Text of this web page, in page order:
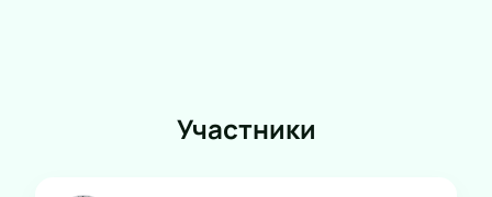
Участники